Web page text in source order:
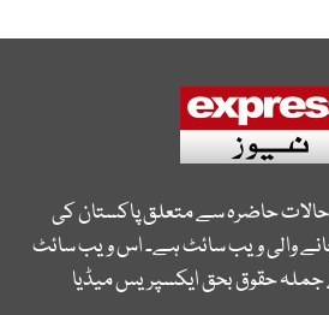
حالات حاضرہ سے متعلق پاکستان کی
والی ویب سائٹ ہے۔ اس ویب سائٹ
جملہ حقوق بحق ایکسپریس میڈیا